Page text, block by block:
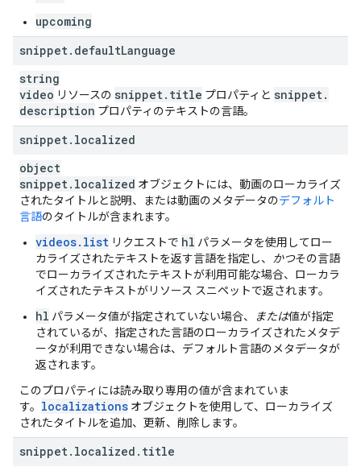
],
"durationMs": unsigned long
"
" creationTime":
string
},
"processingDetails":
"processingStatus
"partsProcessed": unsigned long
,
" timeLeftMs ": unsigned long
},
"processingFailureReason" : string
,
"fileDetailsAvailability": string
,
" processingIssuesAvailability": string
,
"tagSuggestionsAvailability": string
,
"editorSuggestionsAvailability : string
"thumbnailsAvailability": string
},
"suggestions":
"processingErrors
string
],
"processingWarnings" : [
string
],
upcoming
snippet. defaultLanguage
string
video リソースの snippet. title プロパティと snippet.
description プロパティのテキストの言語。
snippet. localized
object
snippet. localized オブジェクトには、動画のローカライズ
されたタイトルと説明、または動画のメタデータのデフォルト
言語のタイトルが含まれます。
videos.list リクエストで hl パラメータを使用してロー
カライズされたテキストを返す言語を指定し、
かつその言語
でローカライズされたテキストが利用可能な場合、ローカラ
イズされたテキストがリソース スニペットで返されます。
hl パラメータ値が指定されていない場合、 または値が指定
されているが、指定された言語のローカライズされたメタデ
ータが利用できない場合は、デフォルト言語のメタデータが
返されます。
このプロパティには読み取り専用の値が含まれていま
す。 localizations オブジェクトを使用して、ローカライズ
されたタイトルを追加、更新、削除します。
snippet. localized . title